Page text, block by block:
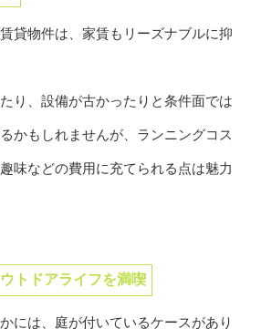
貸物件は、家賃もリーズナブルに抑
り、設備が古かったりと条件面では
かもしれませんが、ランニングコス
味などの費用に充てられる点は魅力
トドアライフを満喫
には、庭が付いているケースがあり